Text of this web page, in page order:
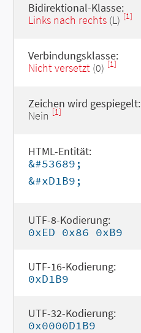
Bidirektional-Klasse:
Links nach rechts(L) [1]
Verbindungsklasse:
Nicht versetzt(0) [1]
Zeichen wird gespiegelt:
Nein [1]
HTML-Entität:
&#53689;
&#xD1B9;
UTF-8-Kodierung:
0xED 0x86 0xB9
UTF-16-Kodierung:
0xD1B9
UTF-32-Kodierung:
0x0000D1B9